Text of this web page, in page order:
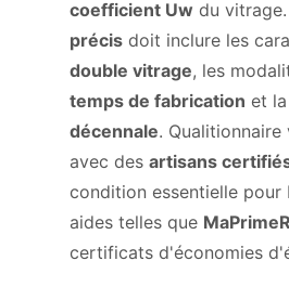
coefficient Uw du
précis doit inclure les
double vitrage, les
temps de fabrication et la
décennale.
avec des artisans
condition essentielle pour
aides telles que
certificats d'économies